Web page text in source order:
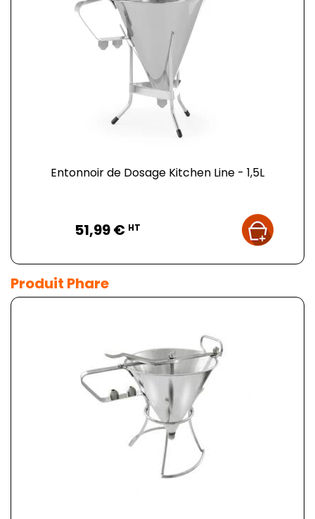
Entonnoir de Dosage Kitchen Line - 1,5L
51,99 € HT
Produit Phare